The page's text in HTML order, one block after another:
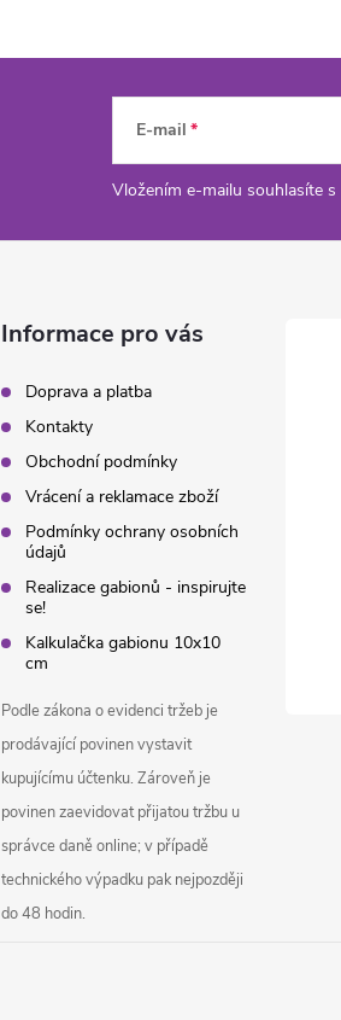
E-mail
Vložením e-mailu souhlasíte s
Informace pro vás
Doprava a platba
Kontakty
Obchodní podmínky
Vrácení a reklamace zboží
Podmínky ochrany osobních
údajů
Realizace gabionů - inspirujte
se!
Kalkulačka gabionu 10x10
cm
Podle zákona o evidenci tržeb je
prodávající povinen vystavit
kupujícímu účtenku. Zároveň je
povinen zaevidovat přijatou tržbu u
správce daně online; v případě
technického výpadku pak nejpozději
do 48 hodin.